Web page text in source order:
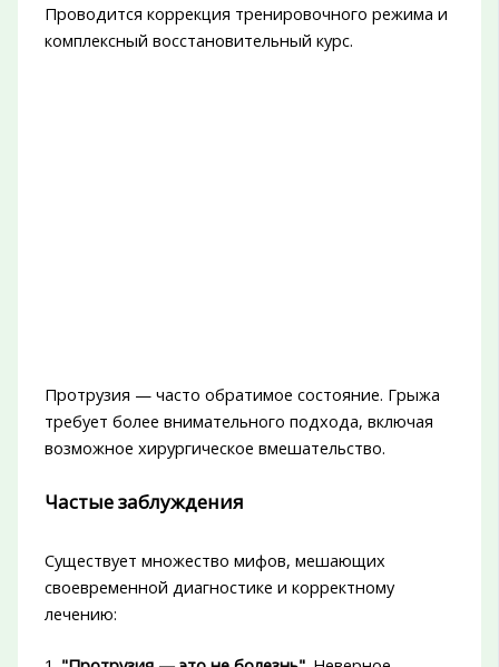
Проводится коррекция тренировочного режима и
комплексный восстановительный курс.
Протрузия — часто обратимое состояние. Грыжа
требует более внимательного подхода, включая
возможное хирургическое вмешательство.
Частые заблуждения
Существует множество мифов, мешающих
своевременной диагностике и корректному
лечению: